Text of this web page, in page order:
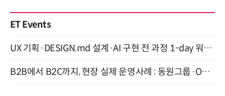
ET Events
UX 기획·DESIGN.md 설계·AI 구현 전 과정 1-day 워크숍 with Claude Code·Codex 9월 15일 개최
B2B에서 B2C까지, 현장 실제 운영사례 : 동원그룹·OCI·다이닝브랜즈그룹·당근 (8/27)